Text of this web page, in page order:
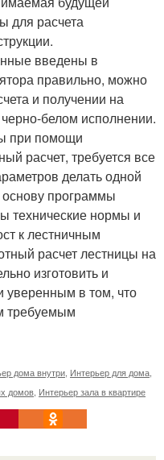
для расчета
введены в
правильно, можно
и получении на
белом исполнении.
при помощи
расчет, требуется все
делать одной
основу программы
технические нормы и
к лестничным
расчет лестницы на
изготовить и
уверенным в том, что
требуемым
дома внутри Интерьер для дома
домов Интерьер зала в квартире